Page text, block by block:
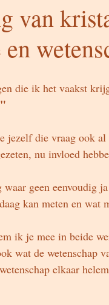
van
die ik het vaakst
jezelf die vraag ook
nu invloed
waar geen eenvoudig
kan meten en wat
ik je mee in beide
wat de wetenschap
elkaar